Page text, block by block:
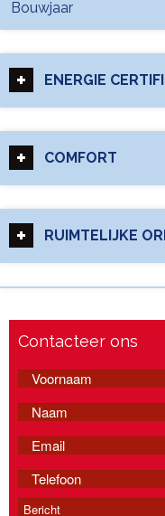
Contacteer ons
Bouwjaar
ENERGIE
COMFORT
RUIMTELIJKE